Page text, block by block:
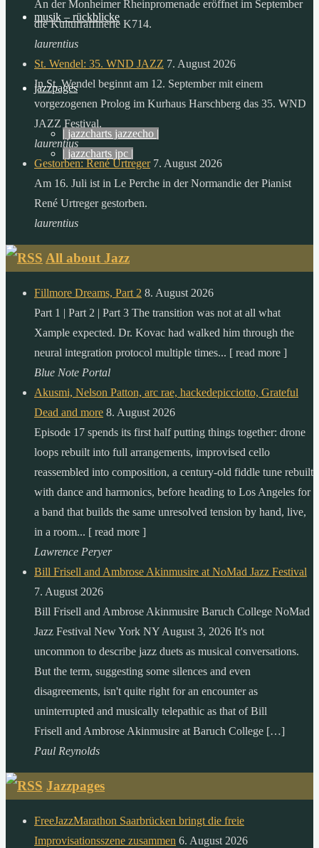
sonne,
menschheit
ganzen
verbraucht.
gerhard
knie
musik – rückblicke
jazzpages
| jazzcharts jazzecho |
| jazzcharts jpc |
An der Monheimer Rheinpromenade eröffnet im September
die Kulturraffinerie K714.
laurentius
St. Wendel: 35. WND JAZZ 7. August 2026
In St. Wendel beginnt am 12. September mit einem
vorgezogenen Prolog im Kurhaus Harschberg das 35. WND
JAZZ Festival.
laurentius
Gestorben: René Urtreger 7. August 2026
Am 16. Juli ist in Le Perche in der Normandie der Pianist
René Urtreger gestorben.
laurentius
All about Jazz
Fillmore Dreams, Part 2 8. August 2026
Part 1 | Part 2 | Part 3 The transition was not at all what
Xample expected. Dr. Kovac had walked him through the
neural integration protocol multiple times... [ read more ]
Blue Note Portal
Akusmi, Nelson Patton, arc rae, hackedepicciotto, Grateful
Dead and more 8. August 2026
Episode 17 spends its first half putting things together: drone
loops rebuilt into full arrangements, improvised cello
reassembled into composition, a century-old fiddle tune rebuilt
with dance and harmonics, before heading to Los Angeles for
a band that builds the same unresolved tension by hand, live,
in a room... [ read more ]
Lawrence Peryer
Bill Frisell and Ambrose Akinmusire at NoMad Jazz Festival
7. August 2026
Bill Frisell and Ambrose Akinmusire Baruch College NoMad
Jazz Festival New York NY August 3, 2026 It's not
uncommon to describe jazz duets as musical conversations.
But the term, suggesting some silences and even
disagreements, isn't quite right for an encounter as
uninterrupted and musically telepathic as that of Bill
Frisell and Ambrose Akinmusire at Baruch College […]
Paul Reynolds
Jazzpages
FreeJazzMarathon Saarbrücken bringt die freie
Improvisationsszene zusammen 6. August 2026